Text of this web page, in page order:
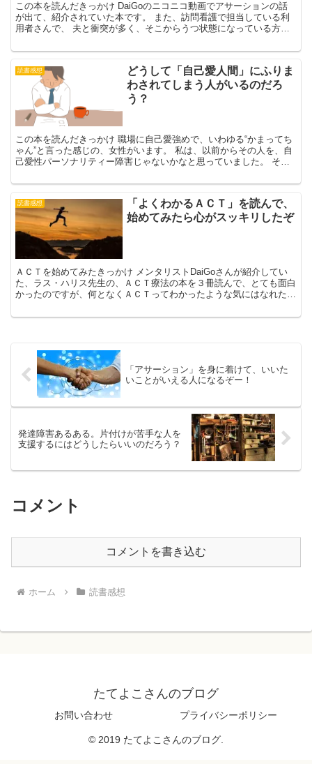
この本を読んだきっかけ DaiGoのニコニコ動画でアサーションの話
が出て、紹介されていた本です。 また、訪問看護で担当している利
用者さんで、 夫と衝突が多く、そこからうつ状態になっている方が
読書感想
どうして「自己愛人間」にふりま
わされてしまう人がいるのだろ
う？
この本を読んだきっかけ 職場に自己愛強めで、いわゆる“かまってち
ゃん”と言った感じの、女性がいます。 私は、以前からその人を、自
己愛性パーソナリティー障害じゃないかなと思っていました。 その
読書感想
「よくわかるＡＣＴ」を読んで、
始めてみたら心がスッキリしたぞ
ＡＣＴを始めてみたきっかけ メンタリストDaiGoさんが紹介してい
た、ラス・ハリス先生の、ＡＣＴ療法の本を３冊読んで、とても面白
かったのですが、何となくＡＣＴってわかったような気にはなれたも
「アサーション」を身に着けて、いいた
いことがいえる人になるぞー！
発達障害あるある。片付けが苦手な人を
支援するにはどうしたらいいのだろう？
コメント
コメントを書き込む
ホーム 読書感想
たてよこさんのブログ
お問い合わせ プライバシーポリシー
© 2019 たてよこさんのブログ.